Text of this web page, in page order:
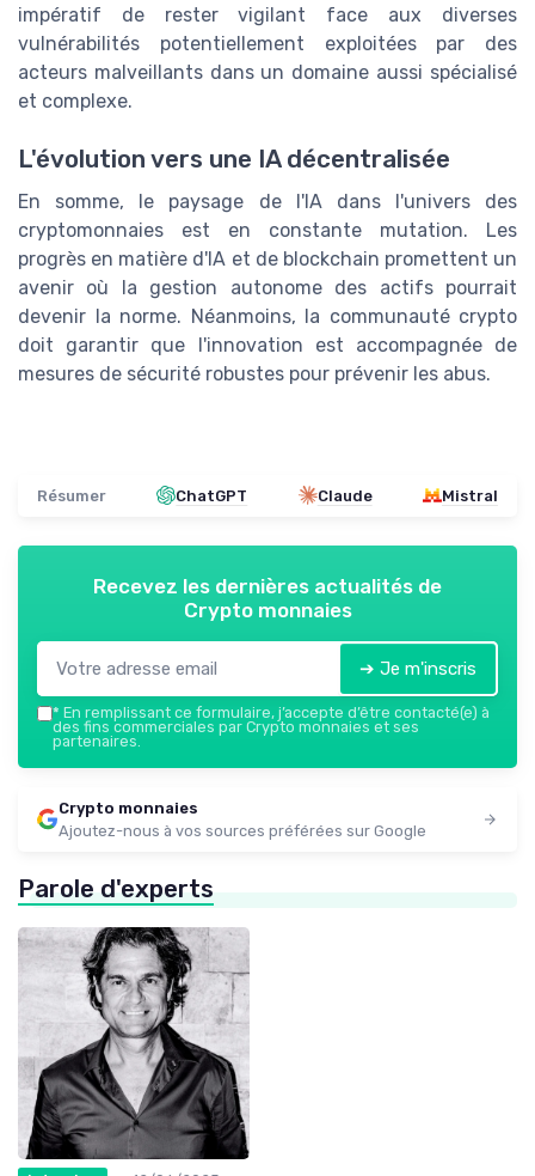
impératif de rester vigilant face aux diverses
vulnérabilités potentiellement exploitées par des
acteurs malveillants dans un domaine aussi spécialisé
et complexe.
L'évolution vers une IA décentralisée
En somme, le paysage de l'IA dans l'univers des
cryptomonnaies est en constante mutation. Les
progrès en matière d'IA et de blockchain promettent un
avenir où la gestion autonome des actifs pourrait
devenir la norme. Néanmoins, la communauté crypto
doit garantir que l'innovation est accompagnée de
mesures de sécurité robustes pour prévenir les abus.
Résumer ChatGPT Claude Mistral
Recevez les dernières actualités de
Crypto monnaies
➔ Je m'inscris
* En remplissant ce formulaire, j’accepte d’être contacté(e) à
des fins commerciales par Crypto monnaies et ses
partenaires.
Crypto monnaies
Ajoutez-nous à vos sources préférées sur Google
Parole d'experts